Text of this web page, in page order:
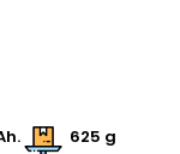
625 g